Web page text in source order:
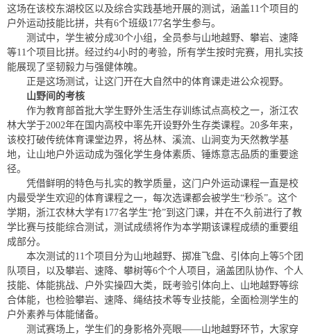
这场在该校东湖校区以及综合实践基地开展的测试，涵盖11个项目的
户外运动技能比拼，共有6个班级177名学生参与。
测试中，学生被分成30个小组，全员参与山地越野、攀岩、速降
等11个项目比拼。经过约4小时的考验，所有学生按时完赛，用扎实技
能展现了坚韧毅力与强健体魄。
正是这场测试，让这门开在大自然中的体育课走进公众视野。
山野间的考核
作为教育部首批大学生野外生活生存训练试点高校之一，浙江农
林大学于2002年在国内高校中率先开设野外生存类课程。20多年来，
该校打破传统体育课堂边界，将丛林、溪流、山涧变为天然教学基
地，让山地户外运动成为强化学生身体素质、锤炼意志品质的重要途
径。
凭借鲜明的特色与扎实的教学质量，这门户外运动课程一直是校
内最受学生欢迎的体育课程之一，每次选课都会被学生“秒杀”。这个
学期，浙江农林大学有177名学生“抢”到这门课，并在不久前进行了教
学比赛与技能综合测试，测试成绩将作为本学期该课程成绩的重要组
成部分。
本次测试的11个项目分为山地越野、掷准飞盘、引体向上等5个团
队项目，以及攀岩、速降、攀树等6个个人项目，涵盖团队协作、个人
技能、体能挑战、户外实操四大类，既考验引体向上、山地越野等综
合体能，也检验攀岩、速降、绳结技术等专业技能，全面检测学生的
户外素养与体能储备。
测试赛场上，学生们的身影格外亮眼——山地越野环节，大家穿